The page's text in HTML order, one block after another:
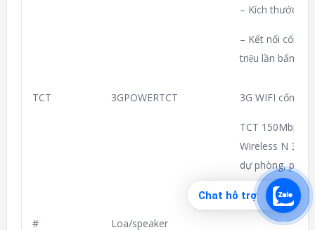
– Kích thước:
– Kết nối cổng
triệu lần bấm,
TCT 3GPOWERTCT 3G WIFI cổng
TCT 150Mbps
Wireless N 3G/
dự phòng, phát
REPEATER,
# Loa/speaker
Chat hỗ trợ